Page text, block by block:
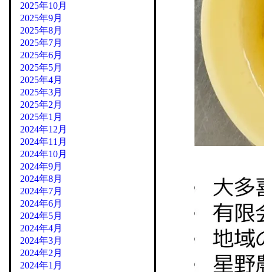
2025年10月
2025年9月
2025年8月
2025年7月
2025年6月
2025年5月
2025年4月
2025年3月
2025年2月
2025年1月
2024年12月
2024年11月
2024年10月
2024年9月
2024年8月
2024年7月
2024年6月
2024年5月
2024年4月
2024年3月
2024年2月
2024年1月